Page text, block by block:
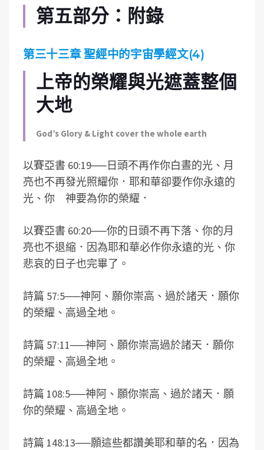
第五部分：附錄
第三十三章 聖經中的宇宙學經文(4)
上帝的榮耀與光遮蓋整個
大地
God’s Glory & Light cover the whole earth
以賽亞書 60:19──日頭不再作你白晝的光、月
亮也不再發光照耀你．耶和華卻要作你永遠的
光、你 神要為你的榮耀．
以賽亞書 60:20──你的日頭不再下落、你的月
亮也不退縮．因為耶和華必作你永遠的光、你
悲哀的日子也完畢了。
詩篇 57:5──神阿、願你崇高、過於諸天．願你
的榮耀、高過全地。
詩篇 57:11──神阿、願你崇高過於諸天．願你
的榮耀、高過全地。
詩篇 108:5──神阿、願你崇高、過於諸天．願
你的榮耀、高過全地。
詩篇 148:13──願這些都讚美耶和華的名．因為